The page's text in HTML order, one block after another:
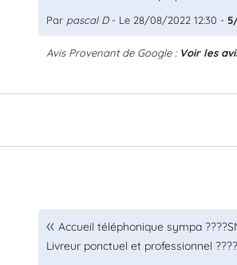
Par pascal D- Le 28/08/2022 12:30 -
Avis Provenant de Google : Voir les
Accueil téléphonique sympa
Livreur ponctuel et professionnel